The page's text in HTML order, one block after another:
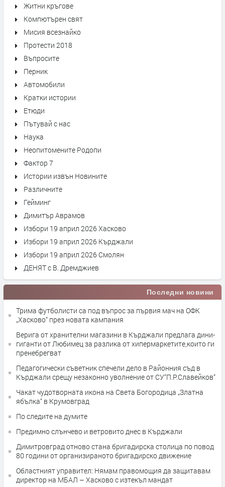
Житни кръгове
Компютърен свят
Мисия всезнайко
Протести 2018
Въпросите
Перник
Автомобили
Кратки истории
Етюди
Пътувай с нас
Наука
Неопитомените Родопи
Фактор 7
Истории извън Новините
Различните
Гейминг
Димитър Аврамов
Избори 19 април 2026 Хасково
Избори 19 април 2026 Кърджали
Избори 19 април 2026 Смолян
ДЕНЯТ с В. Дремджиев
Последни новини
Трима футболисти са под въпрос за първия мач на ОФК
„Хасково“ през новата кампания
Верига от хранителни магазини в Кърджали предлага дини-
гиганти от Любимец за разлика от хипермаркетите,които ги
пренебрегват
Педагогически съветник спечели дело в Районния съд в
Кърджали срещу незаконно уволнение от СУ“П.Р.Славейков“
Чакат чудотворната икона на Света Богородица „Златна
ябълка“ в Крумовград
По следите на думите
Предимно слънчево и ветровито днес в Кърджали
Димитровград отново стана бригадирска столица по повод
80 години от организираното бригадирско движение
Областният управител: Нямам правомощия да защитавам
директор на МБАЛ – Хасково с изтекъл мандат